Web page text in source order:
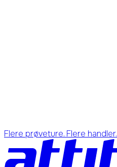
Flere prøveture. Flere handler.